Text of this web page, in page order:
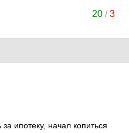
20 /3
ипотеку, начал копиться